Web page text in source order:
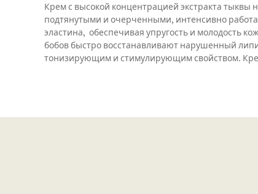
Крем с высокой концентрацией экстракта тыквы
подтянутыми и очерченными, интенсивно
эластина, обеспечивая упругость и молодость
бобов быстро восстанавливают нарушенный
тонизирующим и стимулирующим свойством.